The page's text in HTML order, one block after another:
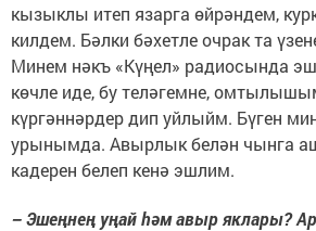
кызыклы итеп язарга өйрәндем,
килдем. Бәлки бәхетле очрак та
Минем нәкъ «Күңел» радиосында
көчле иде, бу теләгемне,
күргәннәрдер дип уйлыйм. Бүген
урынымда. Авырлык белән чынга
кадерен белеп кенә эшлим.
– Эшеңнең уңай һәм авыр яклары?